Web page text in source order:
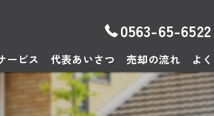
0563-65-6522
ービス 代表あいさつ 売却の流れ よ